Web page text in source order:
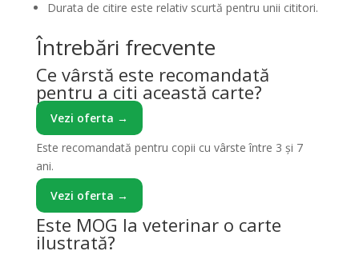
Durata de citire este relativ scurtă pentru unii cititori.
Întrebări frecvente
Ce vârstă este recomandată
pentru a citi această carte?
Vezi oferta →
Este recomandată pentru copii cu vârste între 3 și 7
ani.
Vezi oferta →
Este MOG la veterinar o carte
ilustrată?